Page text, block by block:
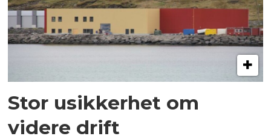
Stor usikkerhet om
videre drift